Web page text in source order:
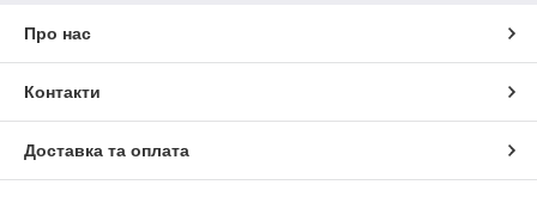
Про нас
Контакти
Доставка та оплата